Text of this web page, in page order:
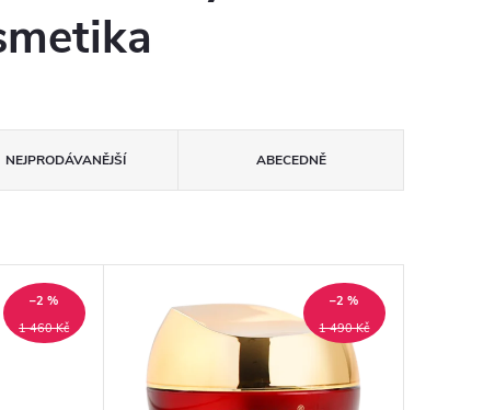
NEJPRODÁVANĚJŠÍ ABECEDNĚ
1 460 Kč
–2 %
1 490 Kč
–2 %